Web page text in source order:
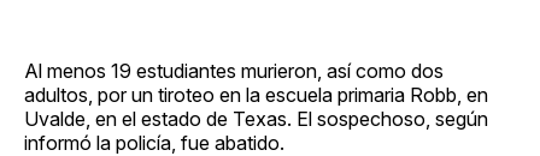
Al menos 19 estudiantes murieron, así como dos
adultos, por un tiroteo en la escuela primaria Robb, en
Uvalde, en el estado de Texas. El sospechoso, según
informó la policía, fue abatido.